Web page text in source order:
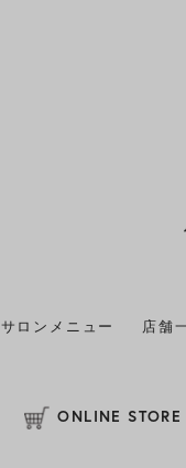
サロンメニュー 店舗
ONLINE STORE